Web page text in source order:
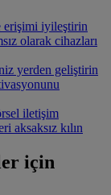
erişimi iyileştirin
olarak cihazları
yerden geliştirin
iletişim
aksaksız kılın
için